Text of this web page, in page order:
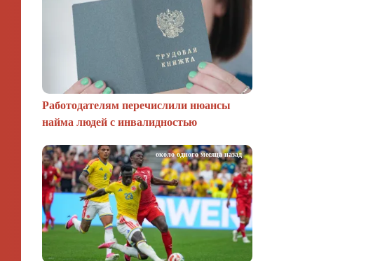
Работодателям перечислили нюансы
найма людей с инвалидностью
около одного месяца назад